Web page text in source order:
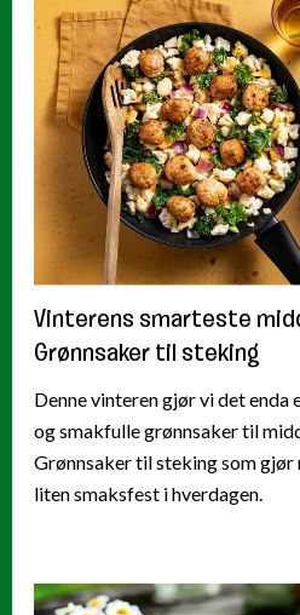
Vinterens smarteste
Grønnsaker til steking
Denne vinteren gjør vi det enda
og smakfulle grønnsaker til
Grønnsaker til steking som gjør
liten smaksfest i hverdagen.